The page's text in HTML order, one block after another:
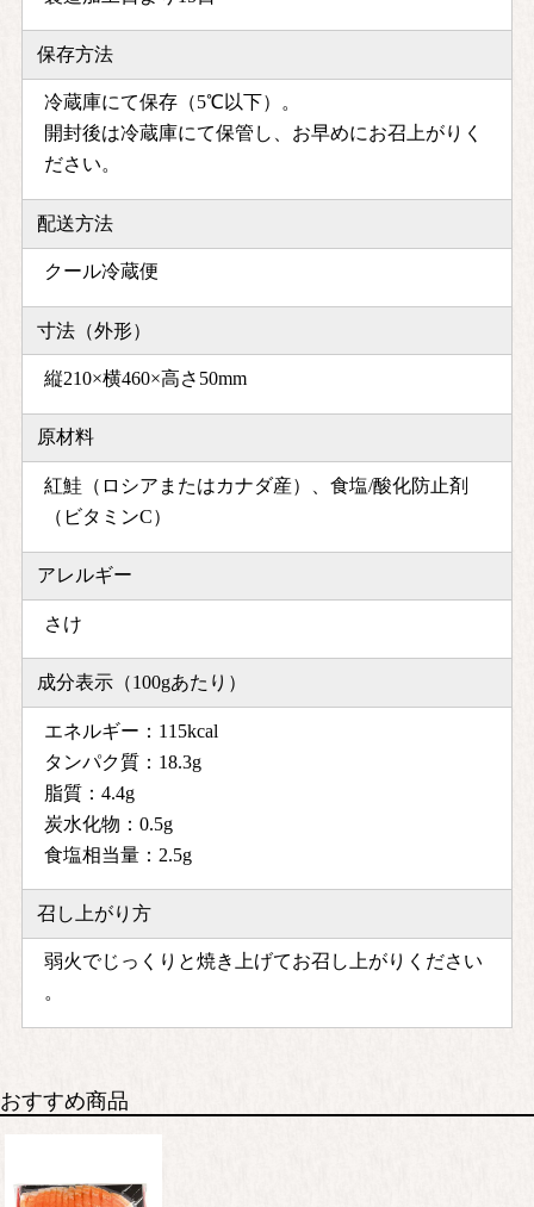
保存方法
冷蔵庫にて保存（5℃以下）。
開封後は冷蔵庫にて保管し、お早めにお召上がりく
ださい。
配送方法
クール冷蔵便
寸法（外形）
縦210×横460×高さ50mm
原材料
紅鮭（ロシアまたはカナダ産）、食塩/酸化防止剤
（ビタミンC）
アレルギー
さけ
成分表示（100gあたり）
エネルギー：115kcal
タンパク質：18.3g
脂質：4.4g
炭水化物：0.5g
食塩相当量：2.5g
召し上がり方
弱火でじっくりと焼き上げてお召し上がりください
。
おすすめ商品